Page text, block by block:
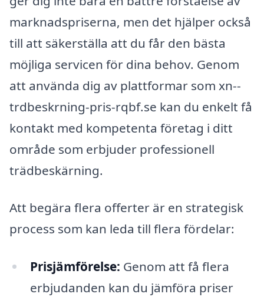
marknadspriserna, men det hjälper också
till att säkerställa att du får den bästa
möjliga servicen för dina behov. Genom
att använda dig av plattformar som xn--
trdbeskrning-pris-rqbf.se kan du enkelt få
kontakt med kompetenta företag i ditt
område som erbjuder professionell
trädbeskärning.
Att begära flera offerter är en strategisk
process som kan leda till flera fördelar:
Prisjämförelse: Genom att få flera
erbjudanden kan du jämföra priser